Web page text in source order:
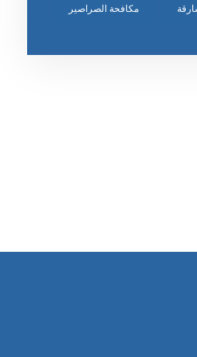
مكافحة الصراصير